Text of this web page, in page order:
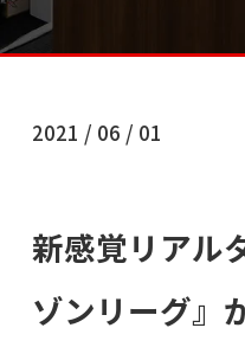
2021 / 06 / 01
新感覚リアル
ゾンリーグ』